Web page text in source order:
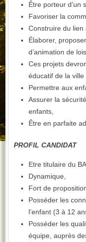
Être porteur d’un
Favoriser la
Construire du lien
Élaborer,
d’animation de
Ces projets
éducatif de la ville
Permettre aux
Assurer la
enfants,
Être en parfaite
PROFIL CANDIDAT
Etre titulaire du
Dynamique,
Fort de
Posséder les
l’enfant (3 à 12
Posséder les
équipe, auprès